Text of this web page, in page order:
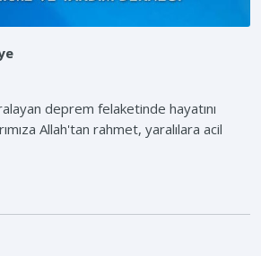
deprem felaketinde hayatını
Allah'tan rahmet, yaralılara acil